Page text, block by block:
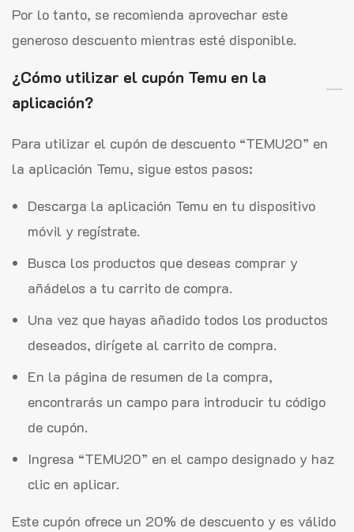
Por lo tanto, se recomienda aprovechar este
generoso descuento mientras esté disponible.
¿Cómo utilizar el cupón Temu en la
aplicación?
Para utilizar el cupón de descuento “TEMU20” en
la aplicación Temu, sigue estos pasos:
Descarga la aplicación Temu en tu dispositivo
móvil y regístrate.
Busca los productos que deseas comprar y
añádelos a tu carrito de compra.
Una vez que hayas añadido todos los productos
deseados, dirígete al carrito de compra.
En la página de resumen de la compra,
encontrarás un campo para introducir tu código
de cupón.
Ingresa “TEMU20” en el campo designado y haz
clic en aplicar.
Este cupón ofrece un 20% de descuento y es válido